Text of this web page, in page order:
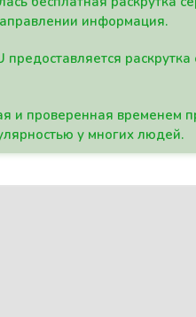
информация.
предоставляется
и проверенная временем
у многих людей.